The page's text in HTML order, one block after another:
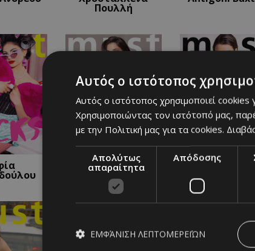
Πουλλή
Αντιγόνη
Νεοφύτου
Maria
Αυτός ο ιστότοπος
Αυτός ο ιστότοπος χρησιμοποιεί cookies
Χρησιμοποιώντας τον ιστότοπό μας,
με την Πολιτική μας για τα cookies.
Απολύτως
απαραίτητα
Απόδοσης
ΕΜΦΆΝΙΣΗ ΛΕΠΤΟΜΕΡΕΙΏΝ